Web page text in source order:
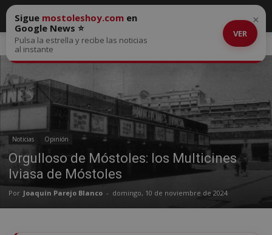
Inicio Noticias
Noticias Opinión
Orgulloso de Móstoles: los Multicines
Iviasa de Móstoles
Por Joaquín Parejo Blanco - domingo, 10 de noviembre de 2024
Sigue mostoleshoy.com en
Google News ⭐
Pulsa la estrella y recibe las noticias
al instante
VER
×